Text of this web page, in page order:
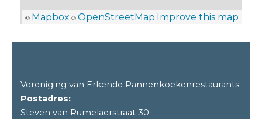
© Mapbox ©OpenStreetMap Improve this map
Vereniging van Erkende Pannenkoekenrestaurants
Postadres:
Steven van Rumelaerstraat 30